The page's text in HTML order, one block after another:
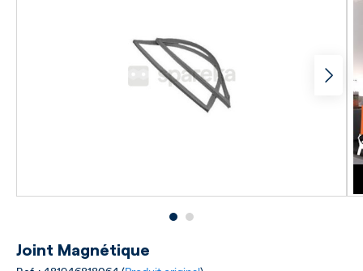
Joint Magnétique